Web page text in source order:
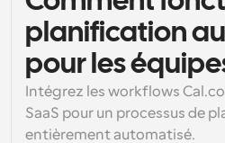
Programmation
alimentés
Flux de travail
Blog
jour
planification
pour les
Intégrez les workflows
SaaS pour un processus de
entièrement automatisé.